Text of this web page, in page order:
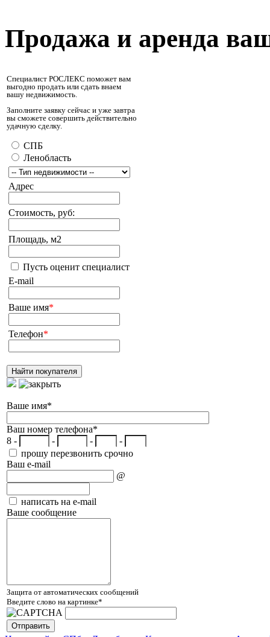
Продажа и аренда
Специалист РОСЛЕКС поможет вам
выгодно продать или сдать внаем
вашу недвижимость.
Заполните заявку сейчас и уже завтра
вы сможете совершить действительно
удачную сделку.
СПБ
Ленобласть
Адрес
Стоимость, руб:
Площадь, м2
Пусть оценит специалист
E-mail
Ваше имя*
Телефон*
Ваше имя*
Ваш номер телефона*
8 -
- -
-
прошу перезвонить срочно
Ваш e-mail
@
написать на e-mail
Ваше сообщение
Защита от автоматических сообщений
Введите слово на картинке*